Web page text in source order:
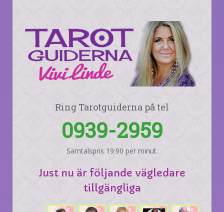
Ring Tarotguiderna på tel
0939-2959
Samtalspris 19:90 per minut.
Just nu är följande vägledare
tillgängliga